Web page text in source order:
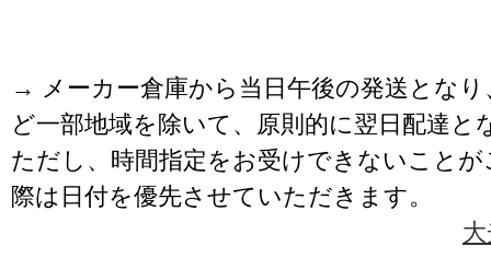
→ メーカー倉庫から当日午後の発送となり
ど一部地域を除いて、原則的に翌日配達と
ただし、時間指定をお受けできないこと
際は日付を優先させていただきます。